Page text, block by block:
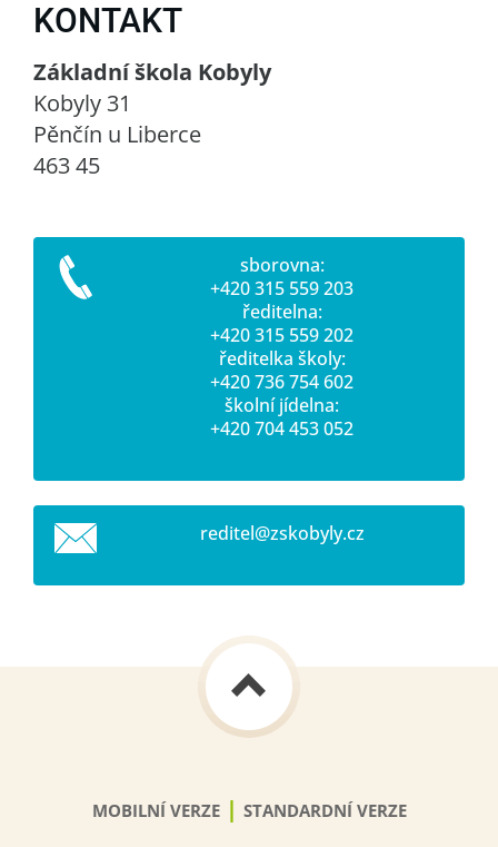
KONTAKT
Základní škola Kobyly
Kobyly 31
Pěnčín u Liberce
463 45
sborovna:
+420 315 559 203
ředitelna:
+420 315 559 202
ředitelka školy:
+420 736 754 602
školní jídelna:
+420 704 453 052
reditel@zskobyly.cz
MOBILNÍ VERZE | STANDARDNÍ VERZE